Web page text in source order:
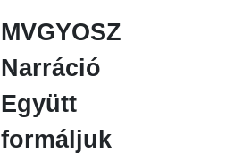
MVGYOSZ
Narráció
Együtt
formáljuk